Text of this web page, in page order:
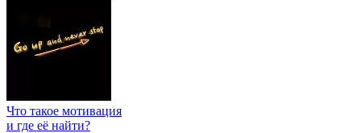
Что такое мотивация
и где её найти?